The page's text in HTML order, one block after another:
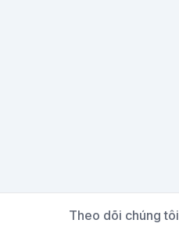
Theo dõi chúng tôi